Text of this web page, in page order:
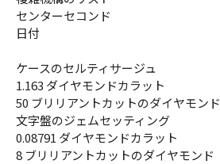
センターセコンド
日付
ケースのセルティサージュ
1.163 ダイヤモンドカラット
50 ブリリアントカットのダイヤモンド
文字盤のジェムセッティング
0.08791 ダイヤモンドカラット
8 ブリリアントカットのダイヤモンド